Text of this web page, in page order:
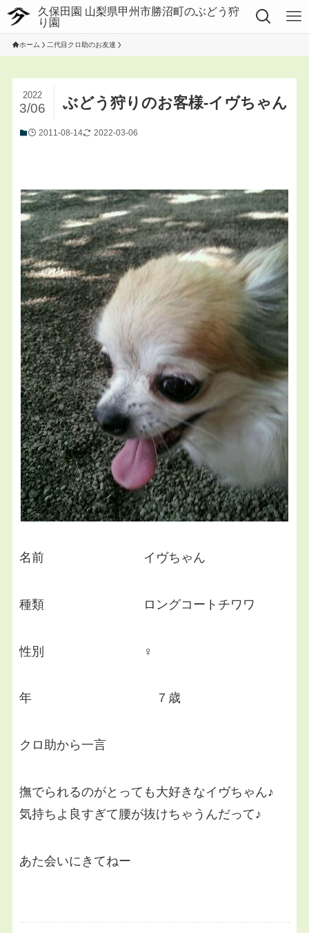
ホーム 二代目クロ助のお友達
ぶどう狩りのお客様-イヴちゃん
2022
3/06
2011-08-14 2022-03-06
名前 イヴちゃん
種類 ロングコートチワワ
性別 ♀
年 ７歳
クロ助から一言
撫でられるのがとっても大好きなイヴちゃん♪
気持ちよ良すぎて腰が抜けちゃうんだって♪
あた会いにきてねー